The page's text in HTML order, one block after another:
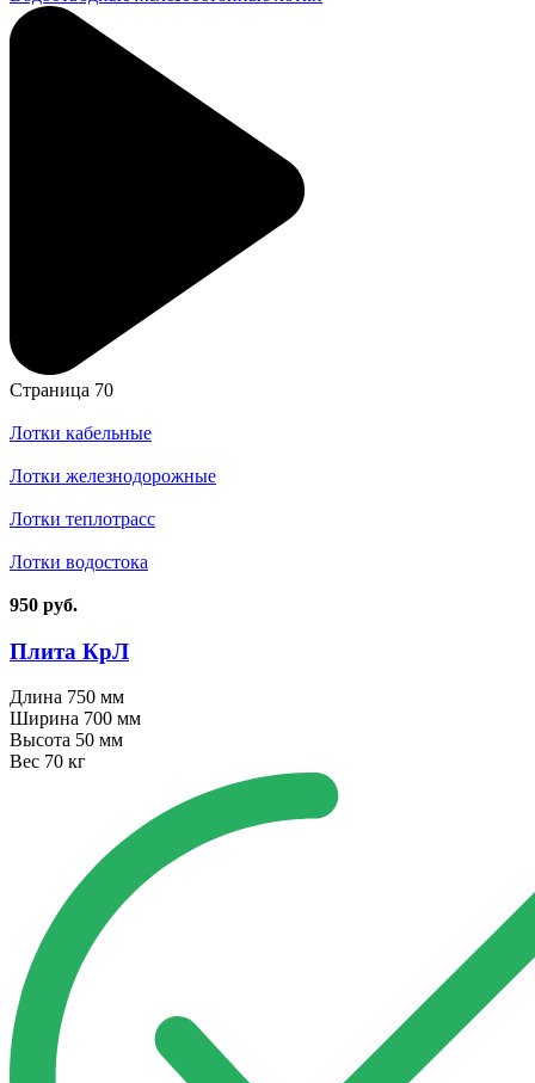
Страница 70
Лотки кабельные
Лотки железнодорожные
Лотки теплотрасс
Лотки водостока
950 руб.
Плита КрЛ
Длина 750 мм
Ширина 700 мм
Высота 50 мм
Вес 70 кг